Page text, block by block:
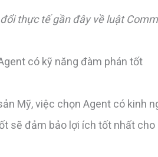
thực tế gần đây về luật
có kỹ năng đàm phán tốt
Mỹ, việc chọn Agent có kinh
sẽ đảm bảo lợi ích tốt nhất cho